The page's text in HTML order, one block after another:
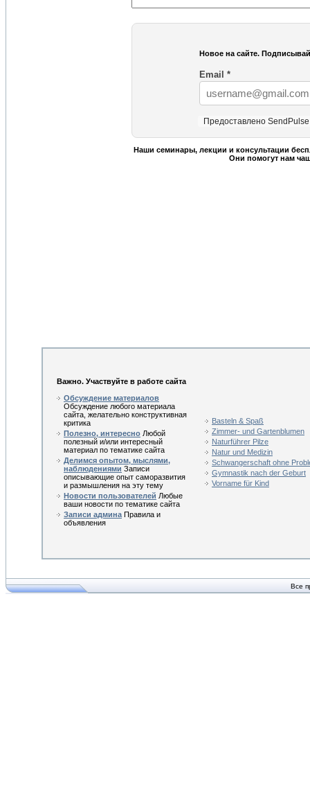
Новое на сайте.
Email *
Предоставлено SendPulse
Наши семинары, лекции и консультации
Они помогут нам
Важно. Участвуйте в работе сайта
Обсуждение материалов
Обсуждение любого материала
сайта, желательно конструктивная
критика
Полезно, интересно Любой
полезный и/или интересный
материал по тематике сайта
Делимся опытом, мыслями,
наблюдениями Записи
описывающие опыт саморазвития
и размышления на эту тему
Новости пользователей Любые
ваши новости по тематике сайта
Записи админа Правила и
объявления
Basteln & Spaß
Zimmer- und Gartenblumen
Naturführer Pilze
Natur und Medizin
Schwangerschaft ohne
Gymnastik nach der Geburt
Vorname für Kind
Все